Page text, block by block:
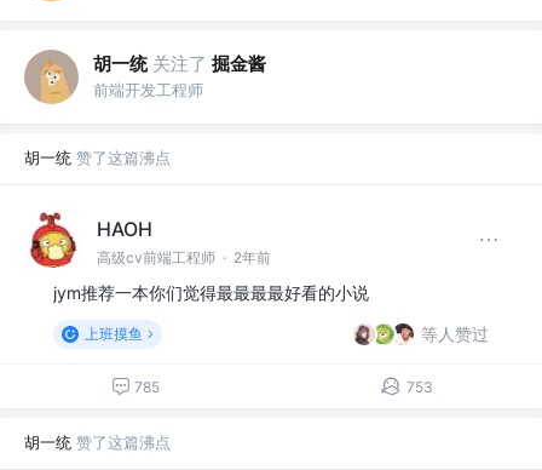
胡一统 关注了 掘金酱
前端开发工程师
胡一统 赞了这篇沸点
HAOH
高级cv前端工程师 · 2年前
jym推荐一本你们觉得最最最最好看的小说
上班摸鱼 等人赞过
785 753
胡一统 赞了这篇沸点